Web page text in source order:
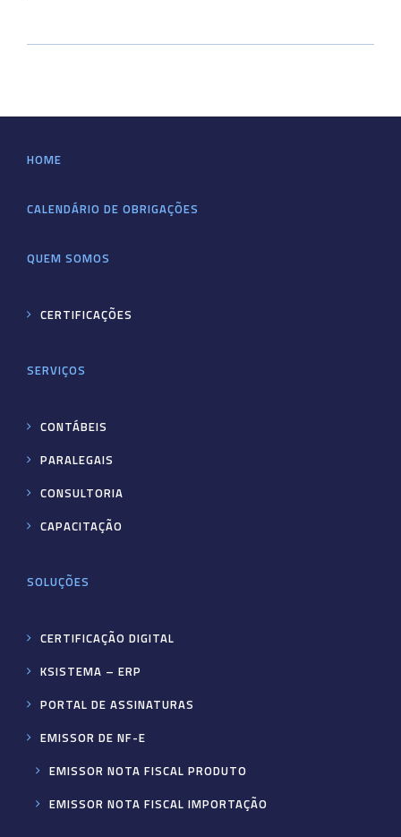
HOME
CALENDÁRIO DE OBRIGAÇÕES
QUEM SOMOS
CERTIFICAÇÕES
SERVIÇOS
CONTÁBEIS
PARALEGAIS
CONSULTORIA
CAPACITAÇÃO
SOLUÇÕES
CERTIFICAÇÃO DIGITAL
KSISTEMA – ERP
PORTAL DE ASSINATURAS
EMISSOR DE NF-E
EMISSOR NOTA FISCAL PRODUTO
EMISSOR NOTA FISCAL IMPORTAÇÃO